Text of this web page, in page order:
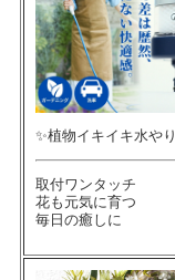
✨植物イキイキ水やり
取付ワンタッチ
花も元気に育つ
毎日の癒しに